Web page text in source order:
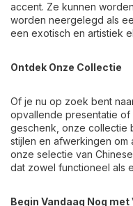
accent. Ze kunnen
worden neergelegd als
een exotisch en artistiek
Ontdek Onze Collectie
Of je nu op zoek bent
opvallende presentatie
geschenk, onze collectie
stijlen en afwerkingen om
onze selectie van
dat zowel functioneel als
Begin Vandaag Nog met